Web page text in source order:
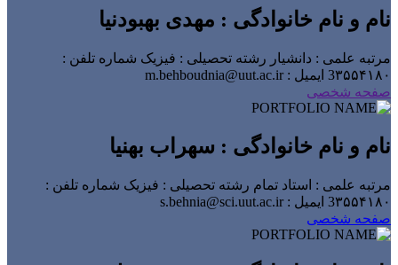
نام و نام خانوادگی : مهدی بهبودنیا
مرتبه علمی : دانشیار رشته تحصیلی : فیزیک شماره تلفن :
3۳۵۵۴۱۸۰ ایمیل : m.behboudnia@uut.ac.ir
صفحه شخصی
نام و نام خانوادگی : سهراب بهنیا
مرتبه علمی : استاد تمام رشته تحصیلی : فیزیک شماره تلفن :
3۳۵۵۴۱۸۰ ایمیل : s.behnia@sci.uut.ac.ir
صفحه شخصی